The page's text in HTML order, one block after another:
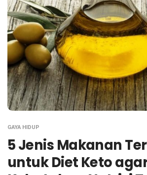
GAYA HIDUP
5 Jenis Makanan
untuk Diet Keto